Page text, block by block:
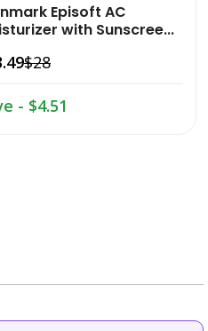
Episoft AC
with Sunscree...
$28
- $4.51